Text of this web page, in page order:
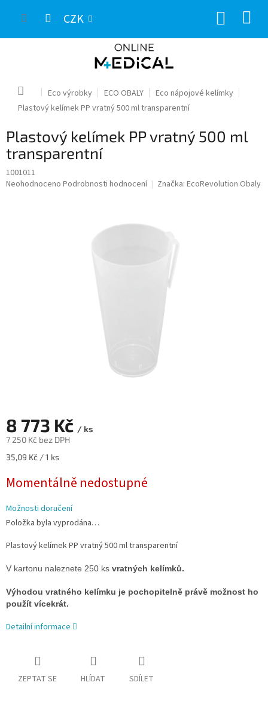
CZK
Domů Eco výrobky ECO OBALY
Eco nápojové kelímky
Plastový kelímek PP vratný 500 ml transparentní
Plastový kelímek PP vratný 500 ml
transparentní
1001011
Průměrné
Neohodnoceno Podrobnosti hodnocení Značka: EcoRevolution Obaly
8 773 Kč / ks
7 250 Kč bez DPH
Měrná
35,09 Kč / 1 ks
Momentálně nedostupné
Možnosti doručení
Položka byla vyprodána…
Plastový kelímek PP vratný 500 ml transparentní
V kartonu naleznete 250 ks vratných kelímků.
Výhodou vratného kelímku je pochopitelně právě možnost ho
použít vícekrát.
Detailní informace
ZEPTAT SE HLÍDAT SDÍLET